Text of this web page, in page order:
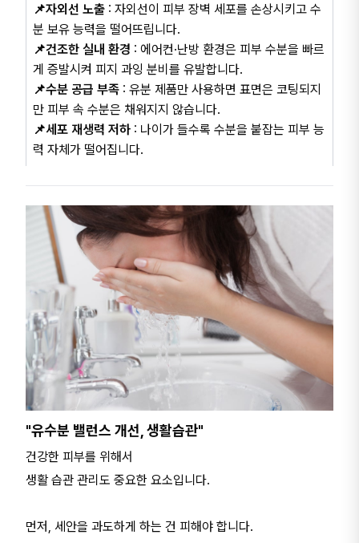
📌자외선 노출 : 자외선이 피부 장벽 세포를 손상시키고 수
분 보유 능력을 떨어뜨립니다.
📌건조한 실내 환경 : 에어컨·난방 환경은 피부 수분을 빠르
게 증발시켜 피지 과잉 분비를 유발합니다.
📌수분 공급 부족 : 유분 제품만 사용하면 표면은 코팅되지
만 피부 속 수분은 채워지지 않습니다.
📌세포 재생력 저하 : 나이가 들수록 수분을 붙잡는 피부 능
력 자체가 떨어집니다.
"유수분 밸런스 개선, 생활습관"
건강한 피부를 위해서
생활 습관 관리도 중요한 요소입니다.
먼저, 세안을 과도하게 하는 건 피해야 합니다.